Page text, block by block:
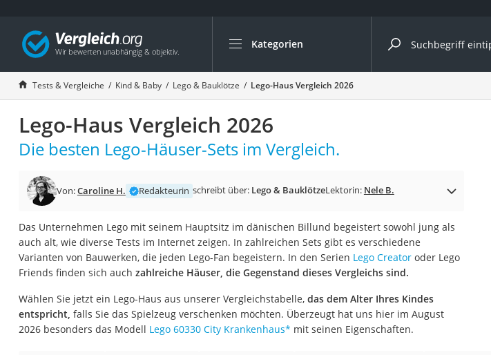
Kategorien
Die beliebtesten Vergleiche nach Kategorie
Kind & Baby
Babyphone mit 2 Kameras
Walkie-Talkie Kinder
Kindermatratzen
Rollschuhe für Kinder
Laufrad
Kinderschubkarre
Babyschlafsack
Kinderuhr
Babyphone
Tests & Vergleiche Kind & Baby Lego & Bauklötze Lego-Haus Vergleich 2026
Lego-Haus Vergleich 2026
Die besten Lego-Häuser-Sets im Vergleich.
Von:Caroline H. Redakteurin schreibt über: Lego & BauklötzeLektorin: Nele B.
Das Unternehmen Lego mit seinem Hauptsitz im dänischen Billund begeistert sowohl jung als
auch alt, wie diverse Tests im Internet zeigen. In zahlreichen Sets gibt es verschiedene
Varianten von Bauwerken, die jeden Lego-Fan begeistern. In den Serien Lego Creatoroder Lego
Friends finden sich auch zahlreiche Häuser, die Gegenstand dieses Vergleichs sind.
Wählen Sie jetzt ein Lego-Haus aus unserer Vergleichstabelle, das dem Alter Ihres Kindes
entspricht, falls Sie das Spielzeug verschenken möchten. Überzeugt hat uns hier im August
2026 besonders das Modell Lego 60330 City Krankenhaus* mit seinen Eigenschaften.